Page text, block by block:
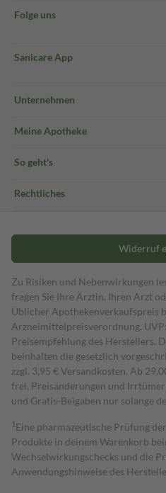
Folge uns
Sanicare App
Unternehmen
Meine Apotheke
So geht's
Rechtliches
Widerruf
Zu Risiken und Nebenwirkungen
fragen Sie Ihre Ärztin, Ihren Arzt
Üblicher Apothekenverkaufspreis
Arzneimittelpreisverordnung.
Preisempfehlung des Herstellers.
beinhalten die gesetzlich
zzgl. 3,95 € Versandkosten. Ab
frei. Preisänderungen und
und Gratis-Beigaben nur solange
1 Eine pharmazeutische Prüfung
Produkte in deinem Warenkorb
Wechselwirkungschecks und die
Anwendungshinweise des